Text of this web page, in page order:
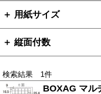
＋ 用紙サイズ
＋ 縦面付数
検索結果 1件
BOXAG マル